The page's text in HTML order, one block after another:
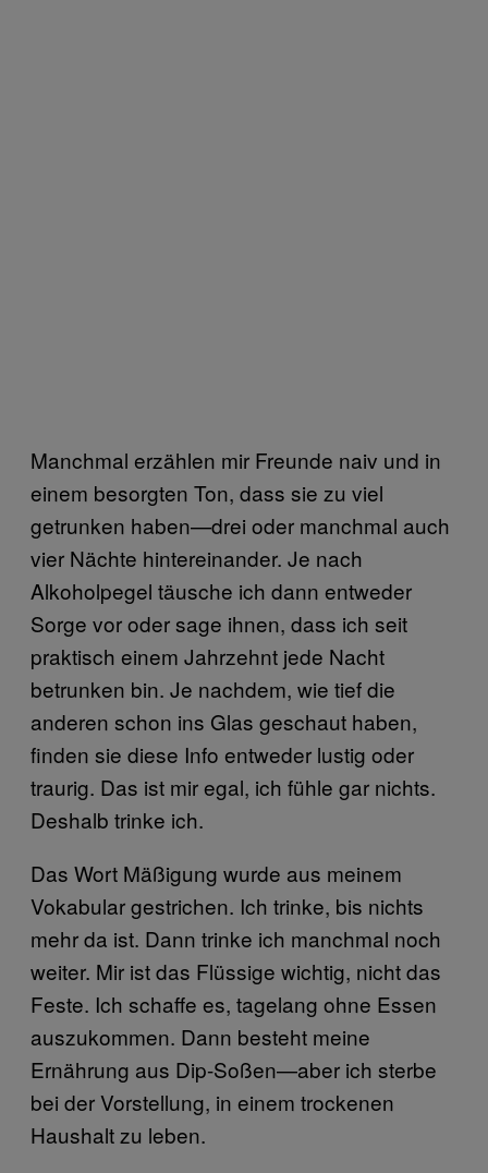
Manchmal erzählen mir Freunde naiv und in
einem besorgten Ton, dass sie zu viel
getrunken haben—drei oder manchmal auch
vier Nächte hintereinander. Je nach
Alkoholpegel täusche ich dann entweder
Sorge vor oder sage ihnen, dass ich seit
praktisch einem Jahrzehnt jede Nacht
betrunken bin. Je nachdem, wie tief die
anderen schon ins Glas geschaut haben,
finden sie diese Info entweder lustig oder
traurig. Das ist mir egal, ich fühle gar nichts.
Deshalb trinke ich.
Das Wort Mäßigung wurde aus meinem
Vokabular gestrichen. Ich trinke, bis nichts
mehr da ist. Dann trinke ich manchmal noch
weiter. Mir ist das Flüssige wichtig, nicht das
Feste. Ich schaffe es, tagelang ohne Essen
auszukommen. Dann besteht meine
Ernährung aus Dip-Soßen—aber ich sterbe
bei der Vorstellung, in einem trockenen
Haushalt zu leben.